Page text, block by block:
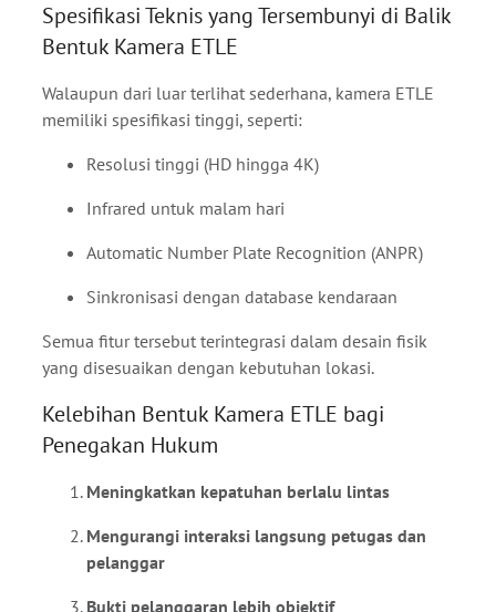
Spesifikasi Teknis yang Tersembunyi di Balik
Bentuk Kamera ETLE
Walaupun dari luar terlihat sederhana, kamera ETLE
memiliki spesifikasi tinggi, seperti:
Resolusi tinggi (HD hingga 4K)
Infrared untuk malam hari
Automatic Number Plate Recognition (ANPR)
Sinkronisasi dengan database kendaraan
Semua fitur tersebut terintegrasi dalam desain fisik
yang disesuaikan dengan kebutuhan lokasi.
Kelebihan Bentuk Kamera ETLE bagi
Penegakan Hukum
Meningkatkan kepatuhan berlalu lintas
Mengurangi interaksi langsung petugas dan
pelanggar
Bukti pelanggaran lebih objektif